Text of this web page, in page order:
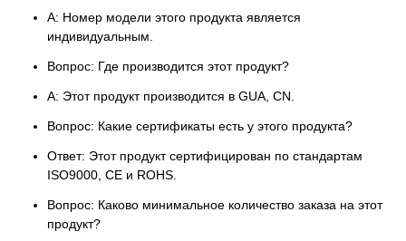
A: Номер модели этого продукта является
индивидуальным.
Вопрос: Где производится этот продукт?
A: Этот продукт производится в GUA, CN.
Вопрос: Какие сертификаты есть у этого продукта?
Ответ: Этот продукт сертифицирован по стандартам
ISO9000, CE и ROHS.
Вопрос: Каково минимальное количество заказа на этот
продукт?